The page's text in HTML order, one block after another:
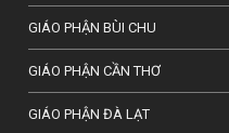
GIÁO PHẬN BÙI CHU
GIÁO PHẬN CẦN THƠ
GIÁO PHẬN ĐÀ LẠT